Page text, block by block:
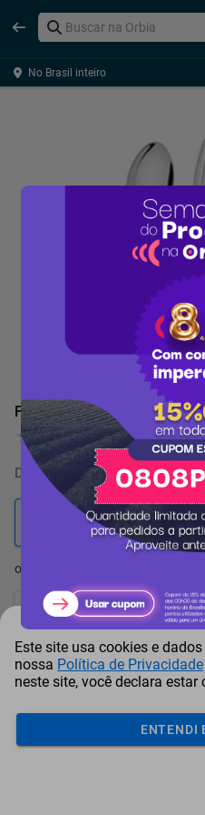
No Brasil inteiro
Faqueiro Aço Inox
0 Avaliação
De 5.493 pontospor -18%
4.493 pontos
ou resgate por
4.044 pontos + R$ 20,65
3.820 pontos + R$ 30,96
3.595 pontos + R$ 41,31
Este site usa cookies e
nossa Política de Privacidade
neste site, você declara
ENTENDI